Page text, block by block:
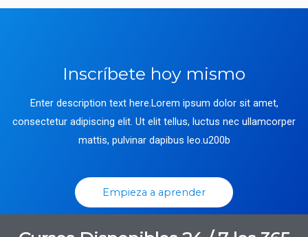
Inscríbete hoy mismo
Enter description text here.Lorem ipsum dolor sit amet,
consectetur adipiscing elit. Ut elit tellus, luctus nec ullamcorper
mattis, pulvinar dapibus leo.u200b
Empieza a aprender